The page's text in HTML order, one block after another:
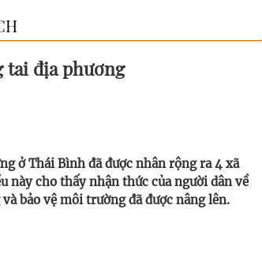
tai địa phương
ở Thái Bình đã được nhân rộng ra 4 xã
này cho thấy nhận thức của người dân về
bảo vệ môi trường đã được nâng lên.